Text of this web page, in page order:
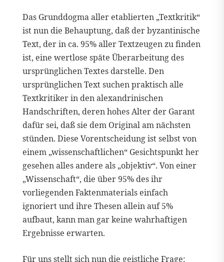
Das Grunddogma aller etablierten „Textkritik“
ist nun die Behauptung, daß der byzantinische
Text, der in ca. 95% aller Textzeugen zu finden
ist, eine wertlose späte Überarbeitung des
ursprünglichen Textes darstelle. Den
ursprünglichen Text suchen praktisch alle
Textkritiker in den alexandrinischen
Handschriften, deren hohes Alter der Garant
dafür sei, daß sie dem Original am nächsten
stünden. Diese Vorentscheidung ist selbst von
einem „wissenschaftlichen“ Gesichtspunkt her
gesehen alles andere als „objektiv“. Von einer
„Wissenschaft“, die über 95% des ihr
vorliegenden Faktenmaterials einfach
ignoriert und ihre Thesen allein auf 5%
aufbaut, kann man gar keine wahrhaftigen
Ergebnisse erwarten.
Für uns stellt sich nun die geistliche Frage: